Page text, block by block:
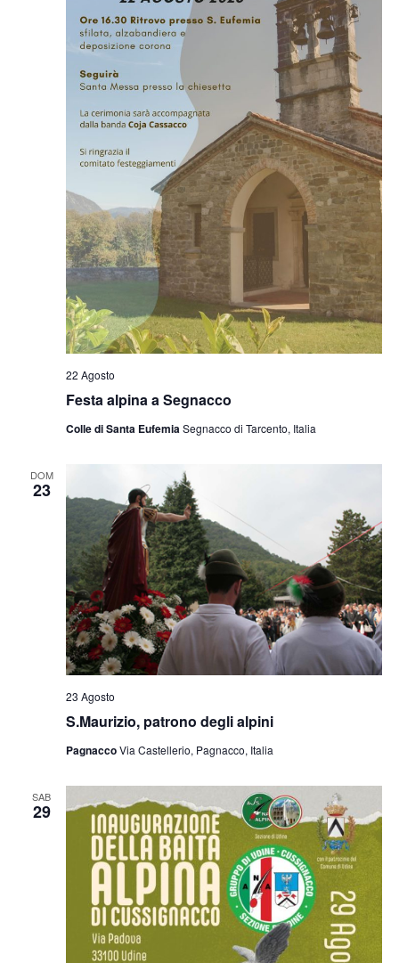
Festa alpina a Segnacco
22 Agosto
Colle di Santa EufemiaSegnacco di Tarcento, Italia
DOM
23
S.Maurizio, patrono degli alpini
23 Agosto
PagnaccoVia Castellerio, Pagnacco, Italia
SAB
29